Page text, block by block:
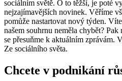
sociálním světě. O to těžší, je poté
nejzajímavějších novinek. Věříme
pomůže nastartovat nový týden.
našem souhrnu neměla chybět?
se přesuňme k aktuálním zprávám.
Ze sociálního světa.
Chcete v podnikání